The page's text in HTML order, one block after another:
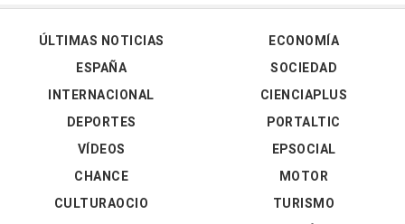
ÚLTIMAS NOTICIAS
ESPAÑA
INTERNACIONAL
DEPORTES
VÍDEOS
ECONOMÍA
SOCIEDAD
CIENCIAPLUS
PORTALTIC
EPSOCIAL
CHANCE
CULTURAOCIO
MOTOR
TURISMO